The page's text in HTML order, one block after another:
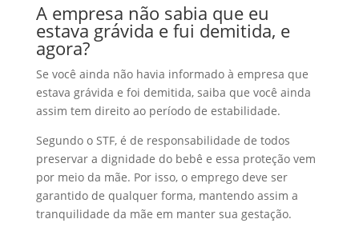
A empresa não sabia que eu
estava grávida e fui demitida, e
agora?
Se você ainda não havia informado à empresa que
estava grávida e foi demitida, saiba que você ainda
assim tem direito ao período de estabilidade.
Segundo o STF, é de responsabilidade de todos
preservar a dignidade do bebê e essa proteção vem
por meio da mãe. Por isso, o emprego deve ser
garantido de qualquer forma, mantendo assim a
tranquilidade da mãe em manter sua gestação.